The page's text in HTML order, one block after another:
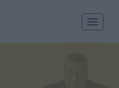
Toggle